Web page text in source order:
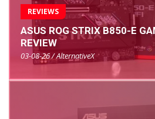
REVIEWS
ASUS ROG STRIX B850-E
REVIEW
03-08-26 / AlternativeX